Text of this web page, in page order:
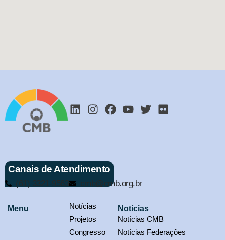
Canais de Atendimento
(61) 3321-9563 cmb@cmb.org.br
Menu
Notícias
Projetos
Congresso
Notícias
Notícias CMB
Notícias Federações